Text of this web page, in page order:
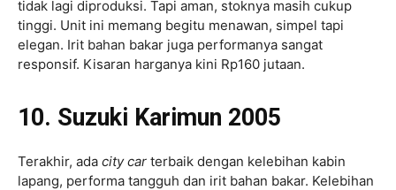
tidak lagi diproduksi. Tapi aman, stoknya masih cukup
tinggi. Unit ini memang begitu menawan, simpel tapi
elegan. Irit bahan bakar juga performanya sangat
responsif. Kisaran harganya kini Rp160 jutaan.
10. Suzuki Karimun 2005
Terakhir, ada city car terbaik dengan kelebihan kabin
lapang, performa tangguh dan irit bahan bakar. Kelebihan